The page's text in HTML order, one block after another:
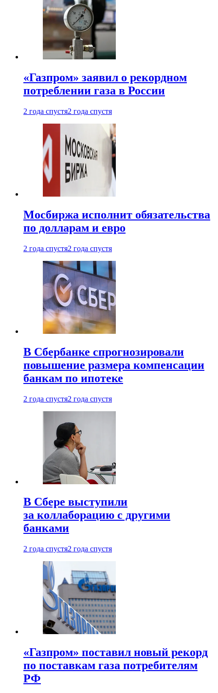
«Газпром» заявил о рекордном
потреблении газа в России
2 года спустя2 года спустя
Мосбиржа исполнит обязательства
по долларам и евро
2 года спустя2 года спустя
В Сбербанке спрогнозировали
повышение размера компенсации
банкам по ипотеке
2 года спустя2 года спустя
В Сбере выступили
за коллаборацию с другими
банками
2 года спустя2 года спустя
«Газпром» поставил новый рекорд
по поставкам газа потребителям
РФ